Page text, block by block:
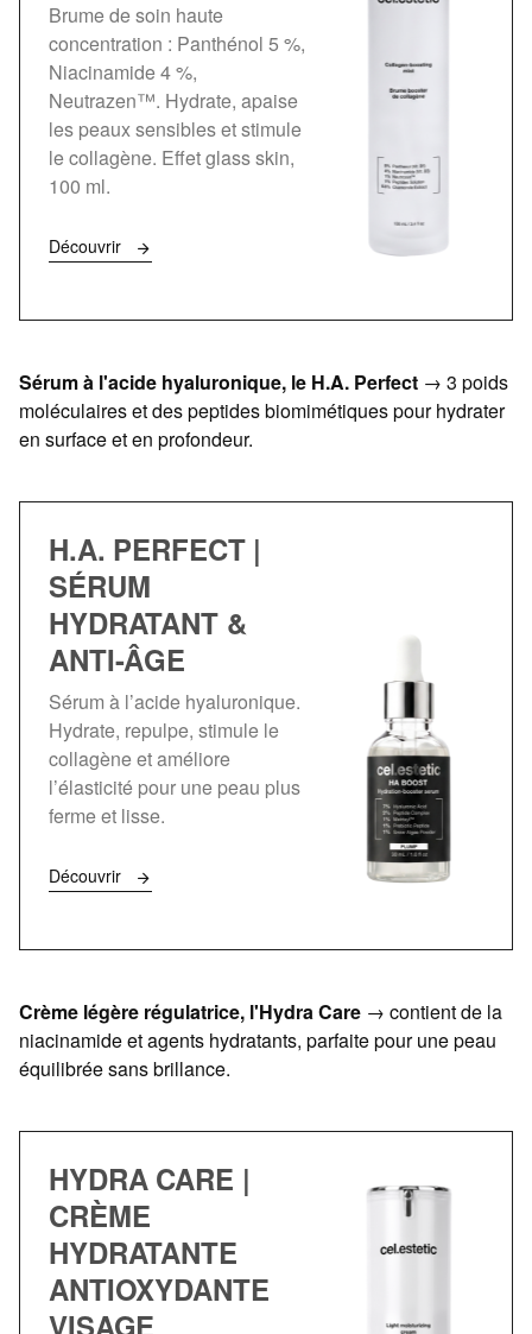
Brume de soin haute
concentration : Panthénol 5 %,
Niacinamide 4 %,
Neutrazen™. Hydrate, apaise
les peaux sensibles et stimule
le collagène. Effet glass skin,
100 ml.
Découvrir
Sérum à l'acide hyaluronique, le H.A. Perfect → 3 poids
moléculaires et des peptides biomimétiques pour hydrater
en surface et en profondeur.
H.A. PERFECT |
SÉRUM
HYDRATANT &
ANTI-ÂGE
Sérum à l’acide hyaluronique.
Hydrate, repulpe, stimule le
collagène et améliore
l’élasticité pour une peau plus
ferme et lisse.
Découvrir
Crème légère régulatrice, l'Hydra Care → contient de la
niacinamide et agents hydratants, parfaite pour une peau
équilibrée sans brillance.
HYDRA CARE |
CRÈME
HYDRATANTE
ANTIOXYDANTE